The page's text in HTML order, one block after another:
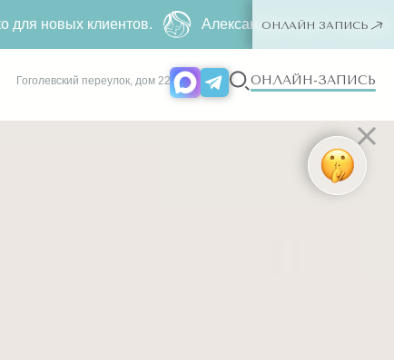
Гоголевский переулок, дом 22 ОНЛАЙН-ЗАПИСЬ
Александритовая эпиляция за 4990 ₽500 ₽ ー
ОНЛАЙН ЗАПИСЬ